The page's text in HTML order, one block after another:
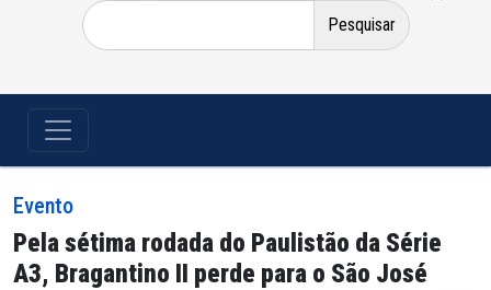
Pesquisar
por:
Evento
Pela sétima rodada do Paulistão da Série
A3, Bragantino II perde para o São José